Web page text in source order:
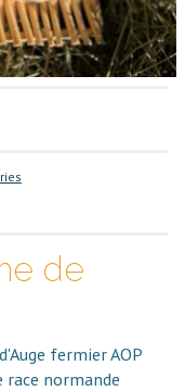
de
fermier AOP
race normande